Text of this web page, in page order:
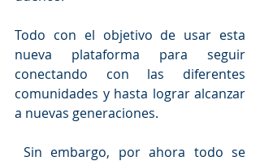
Todo con el objetivo de usar esta
nueva plataforma para seguir
conectando con las diferentes
comunidades y hasta lograr alcanzar
a nuevas generaciones.